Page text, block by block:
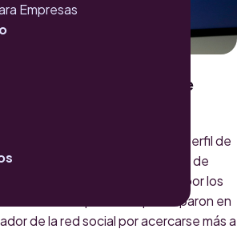
Empresas
Zuckerberg responde
el pasado 14 de abril en su perfil de
una hora, él mismo iba a tratar de
posibles planteadas por los
. Cientos de personas participaron en
de la red social por acercarse más a